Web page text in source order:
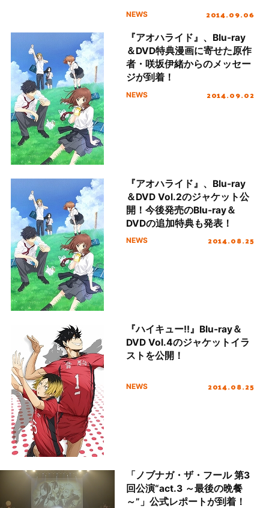
NEWS 2014.09.06
『アオハライド』、Blu-ray
＆DVD特典漫画に寄せた原作
者・咲坂伊緒からのメッセー
ジが到着！
NEWS 2014.09.02
『アオハライド』、Blu-ray
＆DVD Vol.2のジャケット公
開！今後発売のBlu-ray＆
DVDの追加特典も発表！
NEWS 2014.08.25
『ハイキュー!!』Blu-ray＆
DVD Vol.4のジャケットイラ
ストを公開！
NEWS 2014.08.25
「ノブナガ・ザ・フール 第3
回公演“act.3 ～最後の晩餐
～”」公式レポートが到着！